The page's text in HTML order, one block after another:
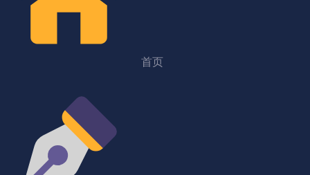
首页